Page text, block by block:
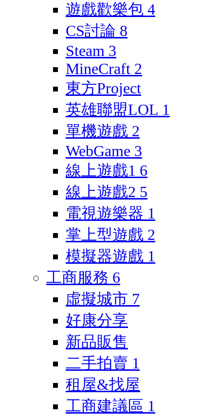
遊戲歡樂包 4
CS討論 8
Steam 3
MineCraft 2
東方Project
英雄聯盟LOL 1
單機遊戲 2
WebGame 3
線上遊戲1 6
線上遊戲2 5
電視遊樂器 1
掌上型遊戲 2
模擬器遊戲 1
工商服務 6
虛擬城市 7
好康分享
新品販售
二手拍賣 1
租屋&找屋
工商建議區 1